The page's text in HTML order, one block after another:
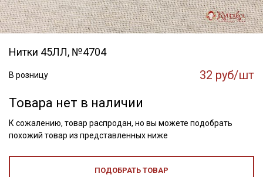
Нитки 45ЛЛ, №4704
В розницу 32 руб/шт
Товара нет в наличии
К сожалению, товар распродан, но вы можете подобрать
похожий товар из представленных ниже
ПОДОБРАТЬ ТОВАР